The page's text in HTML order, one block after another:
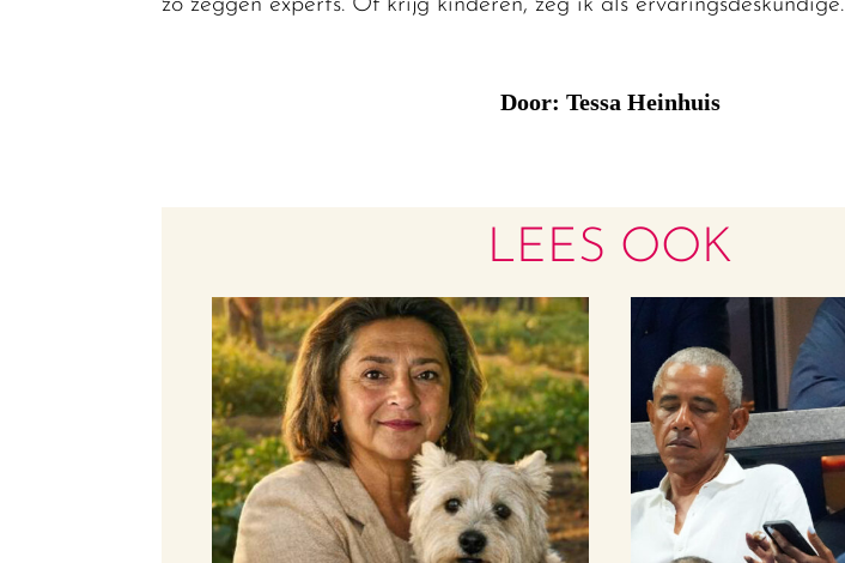
zo zeggen experts. Of krijg kinderen, zeg ik als ervaringsdeskundige.
Door: Tessa Heinhuis
LEES OOK